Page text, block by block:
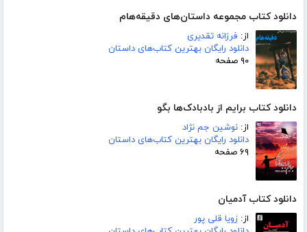
دانلود کتاب مجموعه داستان‌های دقیقه‌هام
از: فرزانه تقدیری
دانلود رایگان بهترین کتاب‌های داستان
۹۰ صفحه
دانلود کتاب برایم از بادبادک‌ها بگو
از: نوشین جم نژاد
دانلود رایگان بهترین کتاب‌های داستان
۶۹ صفحه
دانلود کتاب آدمیان
از: زویا قلی پور